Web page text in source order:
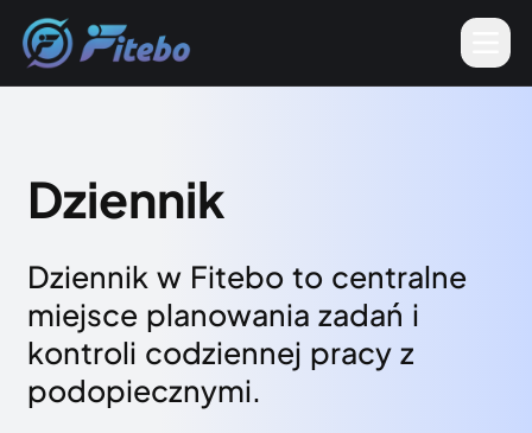
Dziennik
Dziennik w Fitebo to centralne
miejsce planowania zadań i
kontroli codziennej pracy z
podopiecznymi.